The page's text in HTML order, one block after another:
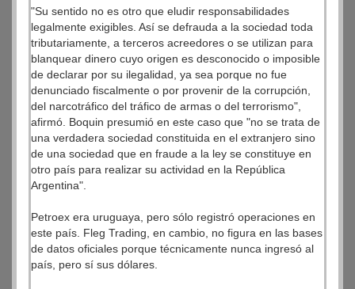
"Su sentido no es otro que eludir responsabilidades
legalmente exigibles. Así se defrauda a la sociedad toda
tributariamente, a terceros acreedores o se utilizan para
blanquear dinero cuyo origen es desconocido o imposible
de declarar por su ilegalidad, ya sea porque no fue
denunciado fiscalmente o por provenir de la corrupción,
del narcotráfico del tráfico de armas o del terrorismo",
afirmó. Boquin presumió en este caso que "no se trata de
una verdadera sociedad constituida en el extranjero sino
de una sociedad que en fraude a la ley se constituye en
otro país para realizar su actividad en la República
Argentina".
Petroex era uruguaya, pero sólo registró operaciones en
este país. Fleg Trading, en cambio, no figura en las bases
de datos oficiales porque técnicamente nunca ingresó al
país, pero sí sus dólares.